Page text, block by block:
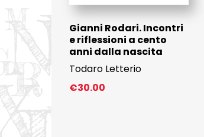
Gianni Rodari. Incontri
e riflessioni a cento
anni dalla nascita
Todaro Letterio
€30.00